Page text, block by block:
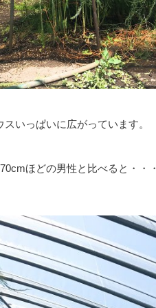
いっぱいに広がっています。
ほどの男性と比べると・・・